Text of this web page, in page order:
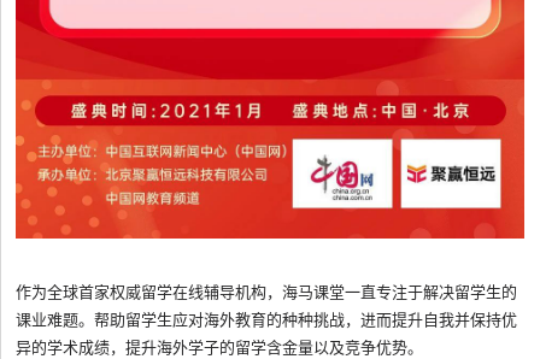
作为全球首家权威留学在线辅导机构，海马课堂一直专注于解决留学生的
课业难题。帮助留学生应对海外教育的种种挑战，进而提升自我并保持优
异的学术成绩，提升海外学子的留学含金量以及竞争优势。